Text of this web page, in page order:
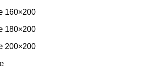
160×200
180×200
200×200